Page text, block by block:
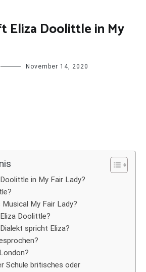
Eliza Doolittle in My
November 14, 2020
in My Fair Lady?
My Fair Lady?
Doolittle?
spricht Eliza?
Schule britisches oder